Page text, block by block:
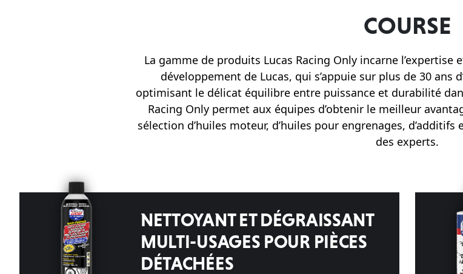
COURSE
La gamme de produits Lucas Racing Only incarne l’expertise
développement de Lucas, qui s’appuie sur plus de 30 ans
optimisant le délicat équilibre entre puissance et durabilité
Racing Only permet aux équipes d’obtenir le meilleur
sélection d’huiles moteur, d’huiles pour engrenages,
des experts.
NETTOYANT ET DÉGRAISSANT
MULTI-USAGES POUR PIÈCES
DÉTACHÉES